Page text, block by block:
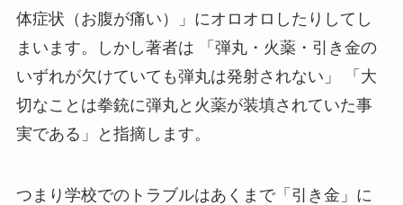
体症状（お腹が痛い）」にオロオロしたりしてし
まいます。しかし著者は 「弾丸・火薬・引き金の
いずれが欠けていても弾丸は発射されない」 「大
切なことは拳銃に弾丸と火薬が装填されていた事
実である」と指摘します。
つまり学校でのトラブルはあくまで「引き金」に